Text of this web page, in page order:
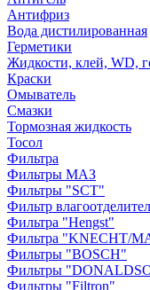
Антифриз
Вода дистилированная
Герметики
Жидкости, клей, WD,
Краски
Омыватель
Смазки
Тормозная жидкость
Тосол
Фильтра
Фильтры МАЗ
Фильтры "SCT"
Фильтр
Фильтра "Hengst"
Фильтра "KNECHT/
Фильтры "BOSCH"
Фильтры
Фильтры "Filtron"